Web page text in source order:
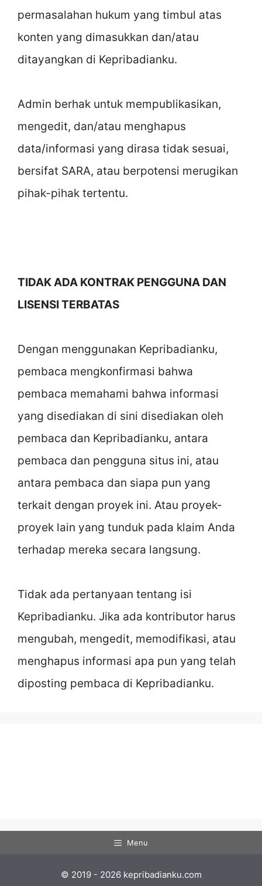
permasalahan hukum yang timbul atas
konten yang dimasukkan dan/atau
ditayangkan di Kepribadianku.
Admin berhak untuk mempublikasikan,
mengedit, dan/atau menghapus
data/informasi yang dirasa tidak sesuai,
bersifat SARA, atau berpotensi merugikan
pihak-pihak tertentu.
TIDAK ADA KONTRAK PENGGUNA DAN
LISENSI TERBATAS
Dengan menggunakan Kepribadianku,
pembaca mengkonfirmasi bahwa
pembaca memahami bahwa informasi
yang disediakan di sini disediakan oleh
pembaca dan Kepribadianku, antara
pembaca dan pengguna situs ini, atau
antara pembaca dan siapa pun yang
terkait dengan proyek ini. Atau proyek-
proyek lain yang tunduk pada klaim Anda
terhadap mereka secara langsung.
Tidak ada pertanyaan tentang isi
Kepribadianku. Jika ada kontributor harus
mengubah, mengedit, memodifikasi, atau
menghapus informasi apa pun yang telah
diposting pembaca di Kepribadianku.
Menu
© 2019 - 2026 kepribadianku.com